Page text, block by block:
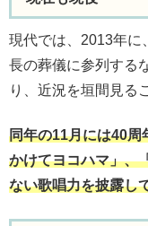
現代では、2013年に
長の葬儀に参列する
り、近況を垣間見る
同年の11月には40周
かけてヨコハマ」、
ない歌唱力を披露し